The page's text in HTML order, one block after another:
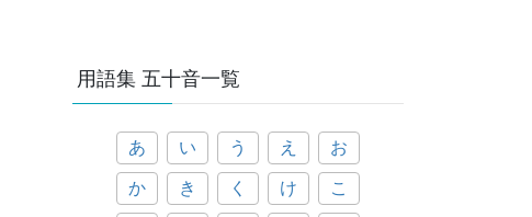
用語集 五十音一覧
あ い う え お
か き く け こ